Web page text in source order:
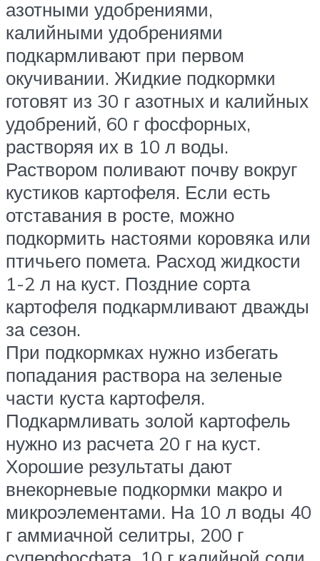
азотными удобрениями,
калийными удобрениями
подкармливают при первом
окучивании. Жидкие подкормки
готовят из 30 г азотных и калийных
удобрений, 60 г фосфорных,
растворяя их в 10 л воды.
Раствором поливают почву вокруг
кустиков картофеля. Если есть
отставания в росте, можно
подкормить настоями коровяка или
птичьего помета. Расход жидкости
1-2 л на куст. Поздние сорта
картофеля подкармливают дважды
за сезон.
При подкормках нужно избегать
попадания раствора на зеленые
части куста картофеля.
Подкармливать золой картофель
нужно из расчета 20 г на куст.
Хорошие результаты дают
внекорневые подкормки макро и
микроэлементами. На 10 л воды 40
г аммиачной селитры, 200 г